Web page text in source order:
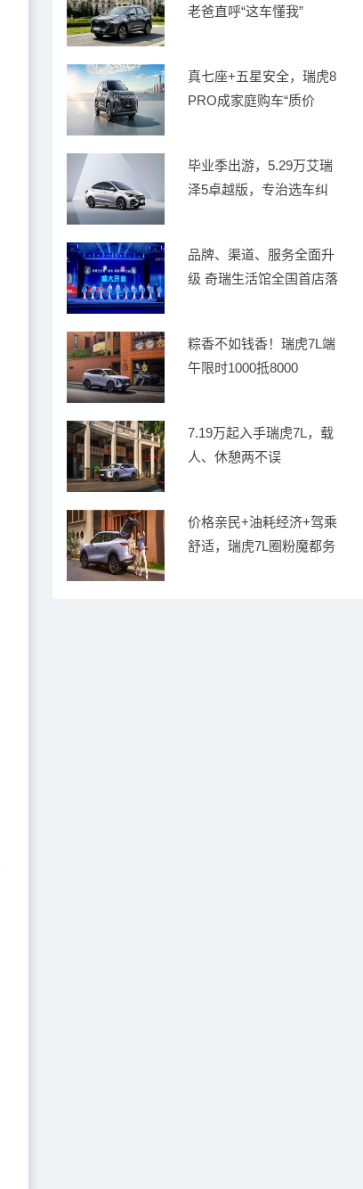
老爸直呼“这车懂我”
真七座+五星安全，瑞虎8
PRO成家庭购车“质价
毕业季出游，5.29万艾瑞
泽5卓越版，专治选车纠
品牌、渠道、服务全面升
级 奇瑞生活馆全国首店落
粽香不如钱香！瑞虎7L端
午限时1000抵8000
7.19万起入手瑞虎7L，载
人、休憩两不误
价格亲民+油耗经济+驾乘
舒适，瑞虎7L圈粉魔都务